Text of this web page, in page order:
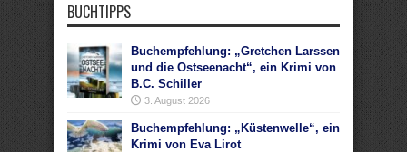
BUCHTIPPS
Buchempfehlung: „Gretchen Larssen
und die Ostseenacht“, ein Krimi von
B.C. Schiller
3. August 2026
Buchempfehlung: „Küstenwelle“, ein
Krimi von Eva Lirot